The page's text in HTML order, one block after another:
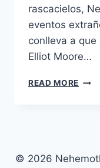
rascacielos,
eventos
conlleva a
Elliot Moore…
READ MORE THE
© 2026